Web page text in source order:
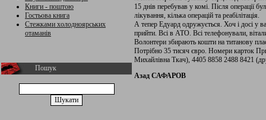
Книги - поштою
Гостьова книга
Стежками холодноярських
отаманів
Пошук
15 днів перебував у комі. Після операції
лікування, кілька операцій та реабілітація.
А тепер Едуард одружується. Хоч і досі у
прийти. Всі в АТО. Всі телефонували,
Волонтери збирають кошти на титанову
Потрібно 35 тисяч євро. Номери карток
Михайлівна Ткач), 4405 8858 2488 8421
Азад САФАРОВ